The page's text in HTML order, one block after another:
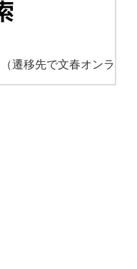
（遷移先で文春オンラ